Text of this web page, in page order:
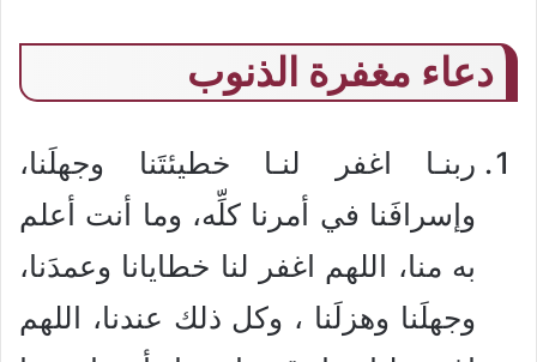
دعاء مغفرة الذنوب
ربنـا اغفر لنـا خطيئتَنا وجهلَنا،
وإسرافَنا في أمرنا كلِّه، وما أنت أعلم
به منا، اللهم اغفر لنا خطايانا وعمدَنا،
وجهلَنا وهزلَنا ، وكل ذلك عندنا، اللهم